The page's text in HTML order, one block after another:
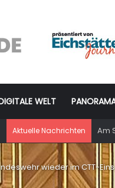
WELT
Aktuelle Nachrichten Am
wieder im CTT-